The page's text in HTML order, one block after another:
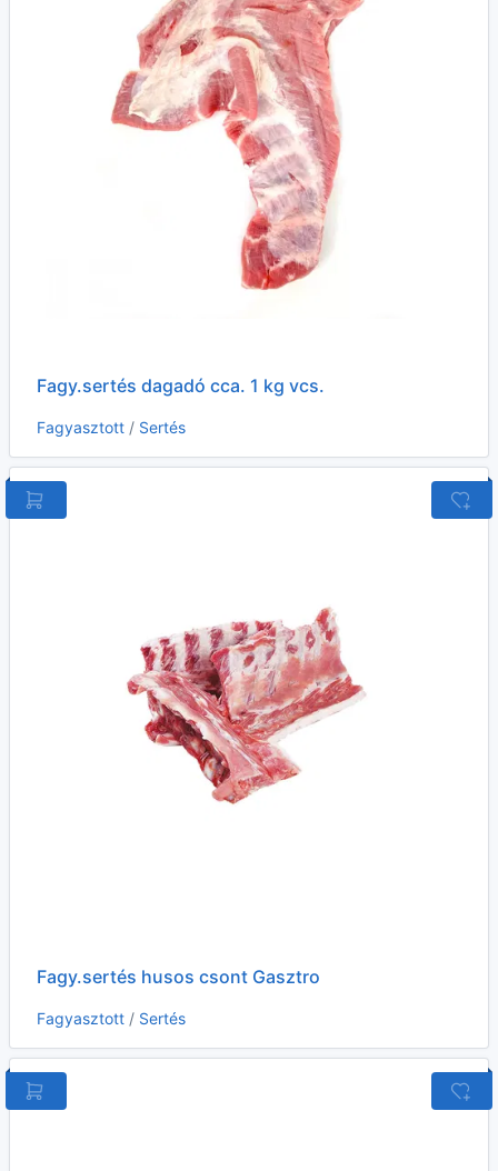
Fagy.sertés dagadó cca. 1 kg vcs.
Fagyasztott / Sertés
Fagy.sertés husos csont Gasztro
Fagyasztott / Sertés